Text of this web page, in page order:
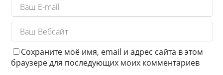
Сохраните моё имя, email и адрес сайта в этом
браузере для последующих моих комментариев